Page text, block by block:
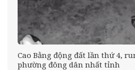
Cao Bằng động đất lần thứ 4,
phường đông dân nhất tỉnh